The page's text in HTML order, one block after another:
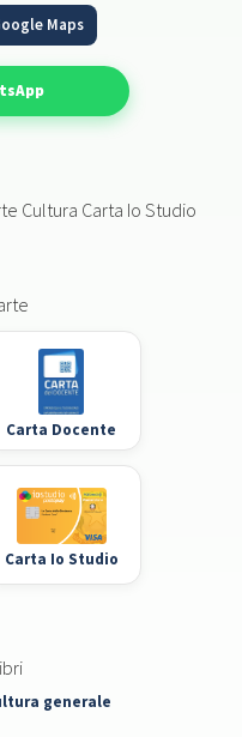
Maps
Cultura Carta Io Studio
Carta Docente
Carta Io Studio
generale